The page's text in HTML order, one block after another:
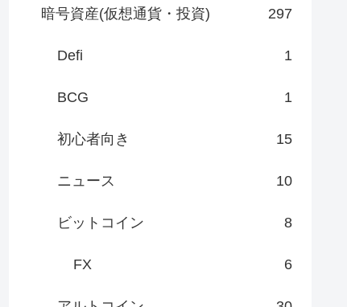
暗号資産(仮想通貨・投資) 297
Defi 1
BCG 1
初心者向き 15
ニュース 10
ビットコイン 8
FX 6